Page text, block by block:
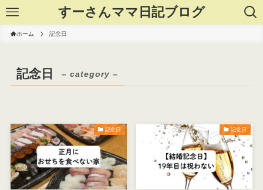
すーさんママ日記ブログ
ホーム 記念日
記念日 – category –
記念日 記念日